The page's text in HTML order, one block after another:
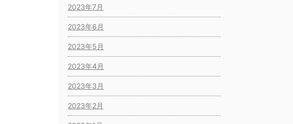
2023年7月
2023年6月
2023年5月
2023年4月
2023年3月
2023年2月